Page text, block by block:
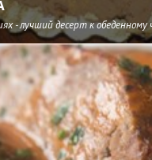
- лучший десерт к обеденному